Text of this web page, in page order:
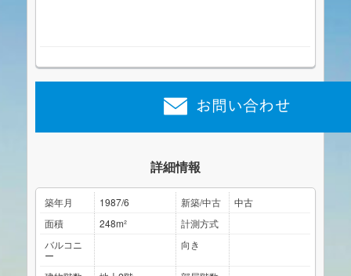
詳細情報
築年月 1987/6 新築/中古
中古
面積
248m²
計測方式
バルコニ
ー
向き